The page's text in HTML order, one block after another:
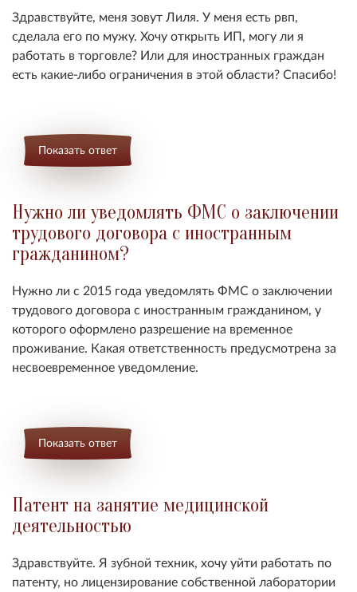
Здравствуйте, меня зовут Лиля. У меня есть рвп,
сделала его по мужу. Хочу открыть ИП, могу ли я
работать в торговле? Или для иностранных граждан
есть какие-либо ограничения в этой области? Спасибо!
Показать ответ
Нужно ли уведомлять ФМС о заключении
трудового договора с иностранным
гражданином?
Нужно ли с 2015 года уведомлять ФМС о заключении
трудового договора с иностранным гражданином, у
которого оформлено разрешение на временное
проживание. Какая ответственность предусмотрена за
несвоевременное уведомление.
Показать ответ
Патент на занятие медицинской
деятельностью
Здравствуйте. Я зубной техник, хочу уйти работать по
патенту, но лицензирование собственной лаборатории